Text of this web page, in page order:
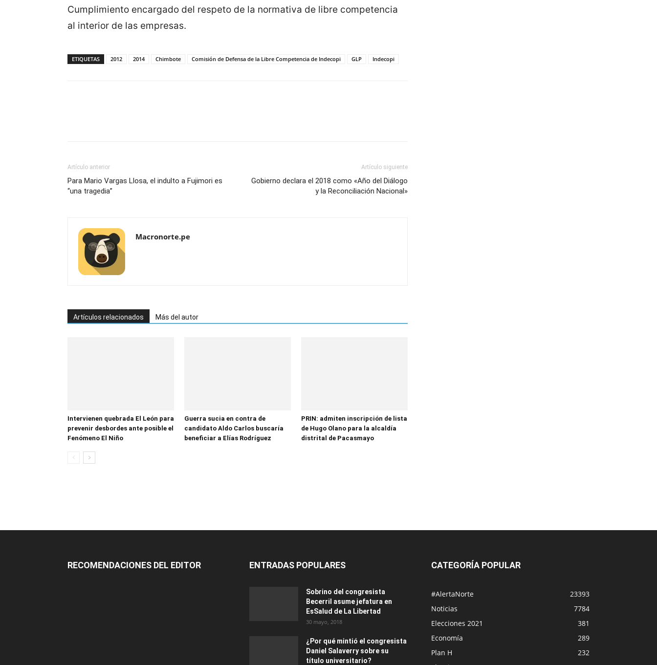
Cumplimiento encargado del respeto de la normativa de libre competencia
al interior de las empresas.
ETIQUETAS 2012 2014 Chimbote Comisión de Defensa de la Libre Competencia de Indecopi GLP Indecopi
Artículo anterior
Para Mario Vargas Llosa, el indulto a Fujimori es
“una tragedia”
Artículo siguiente
Gobierno declara el 2018 como «Año del Diálogo
y la Reconciliación Nacional»
Macronorte.pe
Artículos relacionados Más del autor
Intervienen quebrada El León para
prevenir desbordes ante posible el
Fenómeno El Niño
Guerra sucia en contra de
candidato Aldo Carlos buscaría
beneficiar a Elías Rodríguez
PRIN: admiten inscripción de lista
de Hugo Olano para la alcaldía
distrital de Pacasmayo
RECOMENDACIONES DEL EDITOR ENTRADAS POPULARES
Sobrino del congresista
Becerril asume jefatura en
EsSalud de La Libertad
30 mayo, 2018
¿Por qué mintió el congresista
Daniel Salaverry sobre su
título universitario?
CATEGORÍA POPULAR
#AlertaNorte
23393
Noticias
7784
Elecciones 2021
381
Economía
289
Plan H
232